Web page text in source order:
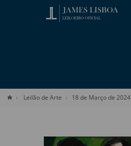
Leilão de Arte 18 de Março de 2024